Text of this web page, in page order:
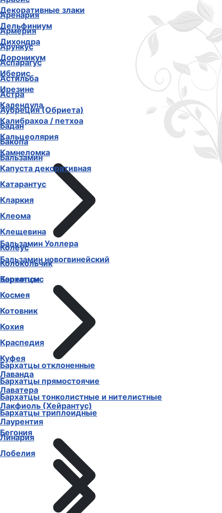
Аренария
Армерия
Арункус
Аспарагус
Астильба
Астра
Аубреция (Обриета)
Бадан
Бакопа
Бальзамин
Бальзамин Уоллера
Бальзамин новогвинейский
Бархатцы
Бархатцы отклоненные
Бархатцы прямостоячие
Бархатцы тонколистные и нителистные
Бархатцы триплоидные
Бегония
Декоративные злаки
Дельфиниум
Дихондра
Дороникум
Иберис
Ирезине
Календула
Калибрахоа / петхоа
Кальцеолярия
Камнеломка
Капуста декоративная
Катарантус
Кларкия
Клеома
Клещевина
Колеус
Колокольчик
Кореопсис
Космея
Котовник
Кохия
Краспедия
Куфея
Лаванда
Лаватера
Лакфиоль (Хейрантус)
Лаурентия
Линария
Лобелия